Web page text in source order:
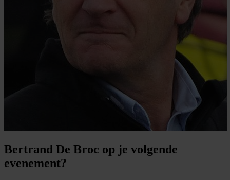
Bertrand De Broc op je volgende
evenement?